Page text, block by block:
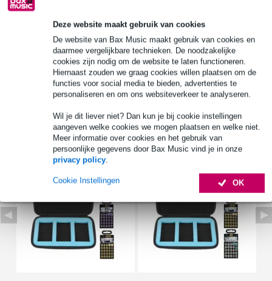
Deze website maakt gebruik van cookies
De website van Bax Music maakt gebruik van cookies en
daarmee vergelijkbare technieken. De noodzakelijke
cookies zijn nodig om de website te laten functioneren.
Hiernaast zouden we graag cookies willen plaatsen om de
functies voor social media te bieden, advertenties te
personaliseren en om ons websiteverkeer te analyseren.
Wil je dit liever niet? Dan kun je bij cookie instellingen
aangeven welke cookies we mogen plaatsen en welke niet.
Meer informatie over cookies en het gebruik van
persoonlijke gegevens door Bax Music vind je in onze
privacy policy.
OK
Cookie Instellingen
Productinformatie
Bekijk alle productspecificaties
Bekijk ook eens (4)
Bekijk ook eens (49)